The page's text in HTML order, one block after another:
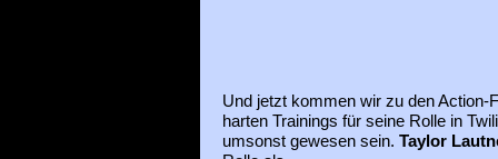
Und jetzt kommen wir zu den Action-
harten Trainings für seine Rolle in
umsonst gewesen sein. Taylor